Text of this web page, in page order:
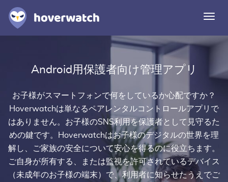
ナ
ョ
切
り
替
え
ソリューション
ログイン
無料登録
Android用保護者向け管理アプリ
お子様がスマートフォンで何をしているか心配ですか？
Hoverwatchは単なるペアレンタルコントロールアプリ で
はありません。お子様のSNS利用を保護者として見守るた
めの鍵です。Hoverwatchはお子様のデジタルの世界を理
解し、ご家族の安全について安心を得るのに役立ちます。
ご自身が所有する、または監視を許可されているデバイス
（未成年のお子様の端末）で、利用者に知らせたうえでご